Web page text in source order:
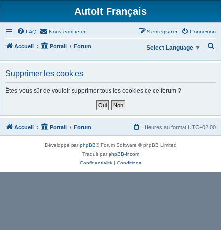
AutoIt Français
FAQ Nous contacter Connexion
S’enregistrer
Accueil Portail Forum
h
c
h
Select Language ▼
Supprimer les cookies
Êtes-vous sûr de vouloir supprimer tous les cookies de ce forum ?
Accueil Portail Forum Heures au format UTC+02:00
Développé parphpBB® Forum Software © phpBB Limited
Traduit parphpBB-fr.com
Confidentialité | Conditions